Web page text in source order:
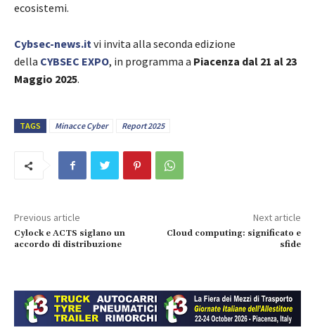
ecosistemi.
Cybsec-news.itvi invita alla seconda edizione
della CYBSEC EXPO, in programma a Piacenza dal 21 al 23
Maggio 2025.
TAGS Minacce Cyber Report 2025
Previous article
Cylock e ACTS siglano un
accordo di distribuzione
Next article
Cloud computing: significato e
sfide